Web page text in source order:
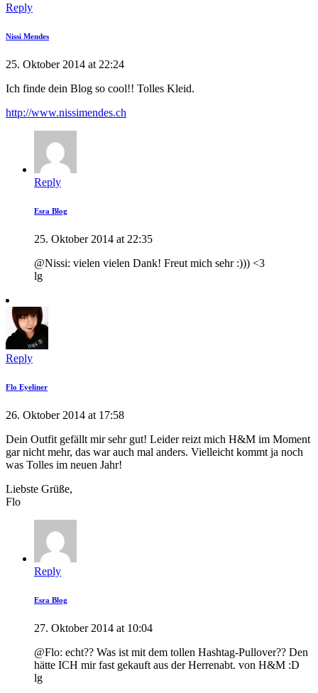
Reply
Nissi Mendes
25. Oktober 2014 at 22:24
Ich finde dein Blog so cool!! Tolles Kleid.
http://www.nissimendes.ch
Reply
Esra Blog
25. Oktober 2014 at 22:35
@Nissi: vielen vielen Dank! Freut mich sehr :))) <3
lg
Reply
Flo Eyeliner
26. Oktober 2014 at 17:58
Dein Outfit gefällt mir sehr gut! Leider reizt mich H&M im Moment
gar nicht mehr, das war auch mal anders. Vielleicht kommt ja noch
was Tolles im neuen Jahr!
Liebste Grüße,
Flo
Reply
Esra Blog
27. Oktober 2014 at 10:04
@Flo: echt?? Was ist mit dem tollen Hashtag-Pullover?? Den
hätte ICH mir fast gekauft aus der Herrenabt. von H&M :D
lg